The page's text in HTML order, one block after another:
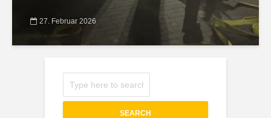
27. Februar 2026
SEARCH